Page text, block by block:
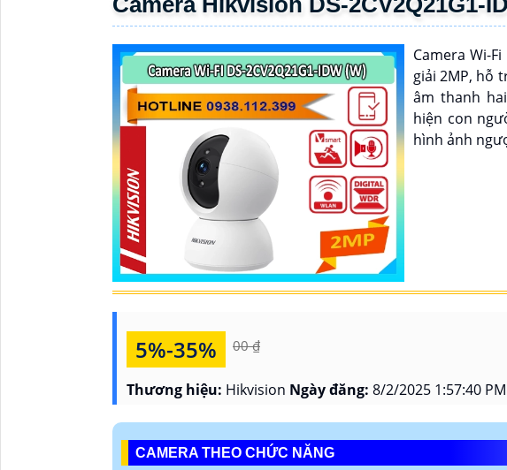
Camera Wi-
giải 2MP, hỗ
âm thanh
hiện con
hình ảnh
5%-35% 00 ₫
Thương hiệu: Hikvision Ngày đăng: 8/2/2025 1:57:40 PM
CAMERA THEO CHỨC NĂNG